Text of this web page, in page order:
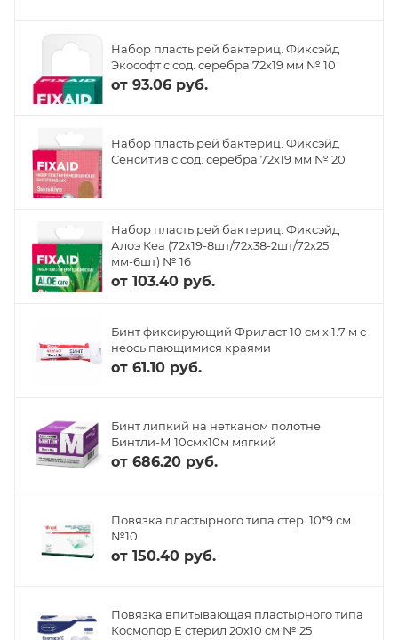
Набор пластырей бактериц. Фиксэйд
Экософт с сод. серебра 72х19 мм № 10
от 93.06 руб.
Набор пластырей бактериц. Фиксэйд
Сенситив с сод. серебра 72х19 мм № 20
Набор пластырей бактериц. Фиксэйд
Алоэ Кеа (72х19-8шт/72х38-2шт/72х25
мм-6шт) № 16
от 103.40 руб.
Бинт фиксирующий Фриласт 10 см х 1.7 м с
неосыпающимися краями
от 61.10 руб.
Бинт липкий на нетканом полотне
Бинтли-М 10смх10м мягкий
от 686.20 руб.
Повязка пластырного типа стер. 10*9 см
№10
от 150.40 руб.
Повязка впитывающая пластырного типа
Космопор Е стерил 20х10 см № 25